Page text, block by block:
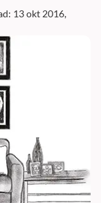
13 okt 2016,